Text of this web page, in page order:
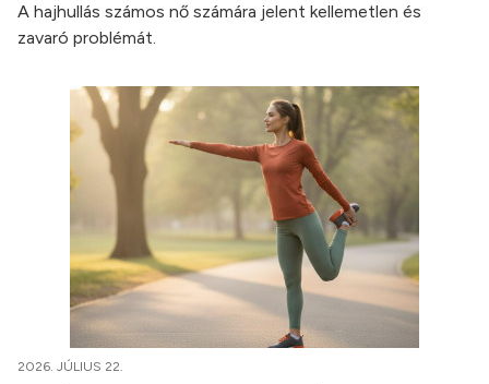
A hajhullás számos nő számára jelent kellemetlen és
zavaró problémát.
2026. JÚLIUS 22.